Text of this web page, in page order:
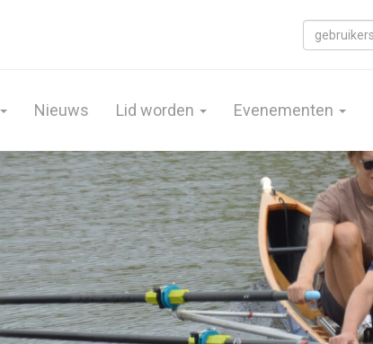
Nieuws Lid worden Evenementen